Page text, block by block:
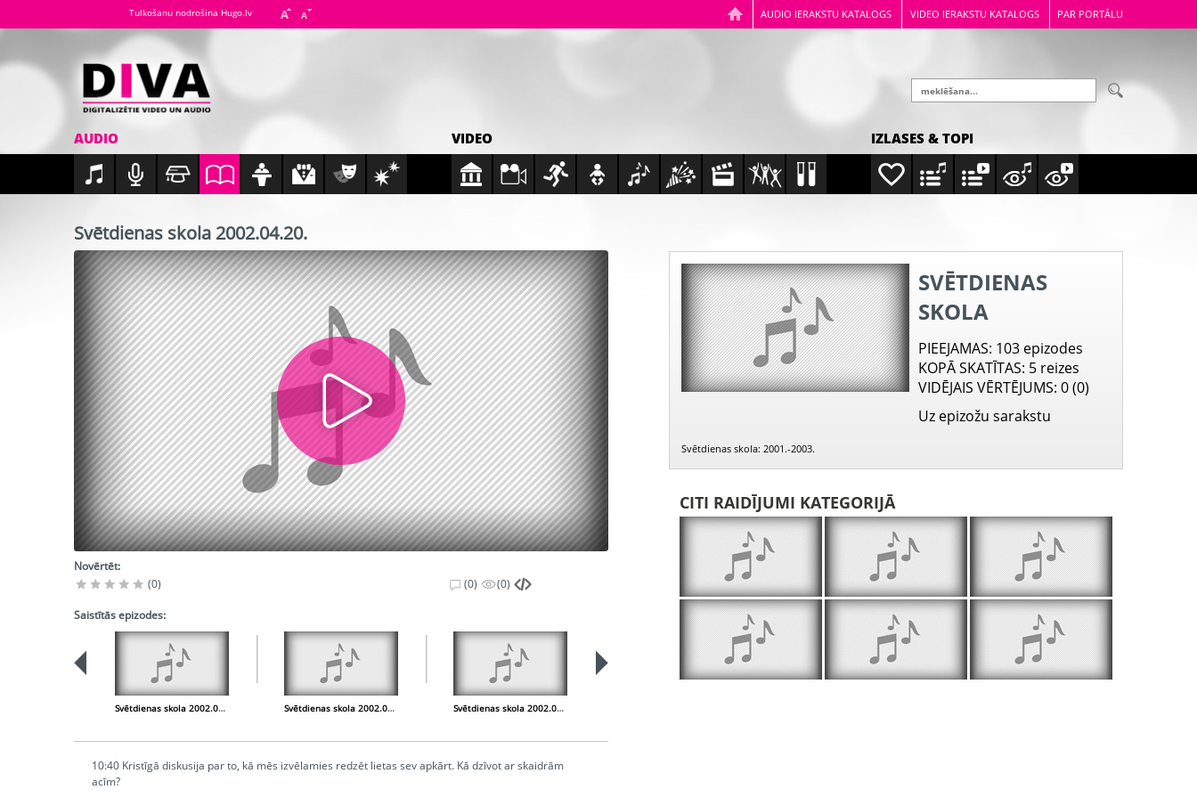
AUDIO IERAKSTU KATALOGS VIDEO IERAKSTU KATALOGS PAR PORTĀLU
Tulkošanu nodrošina Hugo.lv
AUDIO VIDEO IZLASES & TOPI
Svētdienas skola 2002.04.20.
Novērtēt:
(0)
(0) (0)
Saistītās epizodes:
Svētdienas skola 2002.04.13. Svētdienas skola 2002.04.27. Svētdienas skola 2002.05.04.
10:40 Kristīgā diskusija par to, kā mēs izvēlamies redzēt lietas sev apkārt. Kā dzīvot ar skaidrām
acīm?
SVĒTDIENAS
SKOLA
PIEEJAMAS: 103 epizodes
KOPĀ SKATĪTAS: 5 reizes
VIDĒJAIS VĒRTĒJUMS: 0 (0)
Uz epizožu sarakstu
Svētdienas skola: 2001.-2003.
CITI RAIDĪJUMI KATEGORIJĀ